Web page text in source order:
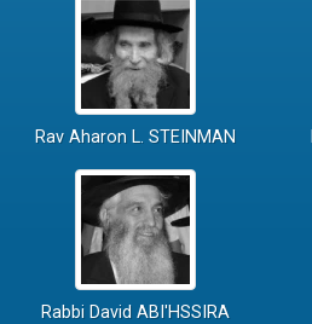
Rav Aharon L. STEINMAN
Rabbi David ABI'HSSIRA